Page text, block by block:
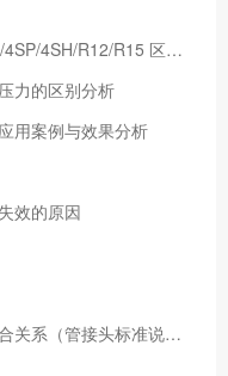
玛努利胶管型号全解析：1SN/2SN/4SP/4SH/R12/R15 区别与广州选型指南
力的区别分析
用案例与效果分析
效的原因
常用管接头的螺纹详细介绍及其配合关系（管接头标准说明）